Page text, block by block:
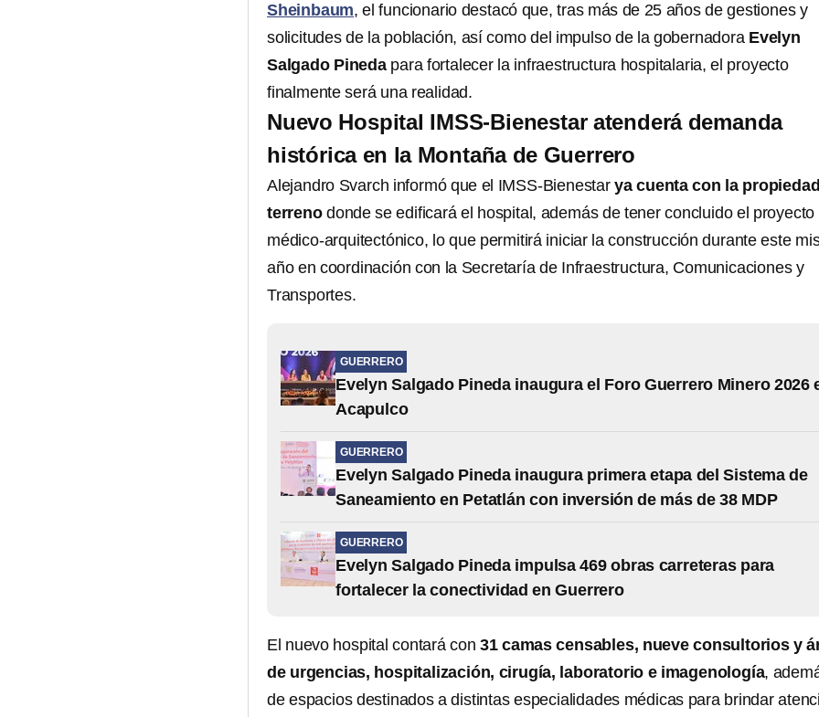
Sheinbaum, el funcionario destacó que, tras más de 25 años de gestiones y
solicitudes de la población, así como del impulso de la gobernadora Evelyn
Salgado Pinedapara fortalecer la infraestructura hospitalaria, el proyecto
finalmente será una realidad.
Nuevo Hospital IMSS-Bienestar atenderá demanda
histórica en la Montaña de Guerrero
Alejandro Svarch informó que el IMSS-Bienestarya cuenta con la
terrenodonde se edificará el hospital, además de tener concluido el proyecto
médico-arquitectónico, lo que permitirá iniciar la construcción durante este
año en coordinación con la Secretaría de Infraestructura, Comunicaciones y
Transportes.
GUERRERO
Evelyn Salgado Pineda inaugura el Foro Guerrero Minero 2026
Acapulco
GUERRERO
Evelyn Salgado Pineda inaugura primera etapa del Sistema de
Saneamiento en Petatlán con inversión de más de 38 MDP
GUERRERO
Evelyn Salgado Pineda impulsa 469 obras carreteras para
fortalecer la conectividad en Guerrero
El nuevo hospital contará con 31 camas censables, nueve consultorios y
de urgencias, hospitalización, cirugía, laboratorio e imagenología,
de espacios destinados a distintas especialidades médicas para brindar